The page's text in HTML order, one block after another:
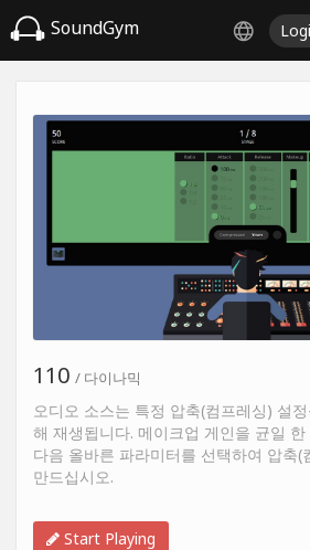
SoundGym
110 / 다이나믹
오디오 소스는 특정 압축(컴프레싱) 설
해 재생됩니다. 메이크업 게인을 균일
다음 올바른 파라미터를 선택하여 압축(
만드십시오.
Start Playing